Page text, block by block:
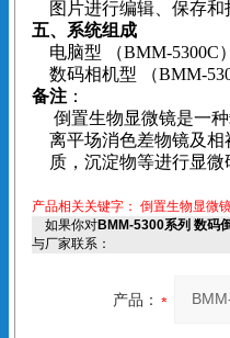
图片进行编辑、保存和
五、系统组成
电脑型 （BMM-5300C
数码相机型 （BMM-
备注 ：
倒置生物显微镜是一
离平场消色差物镜及
质，沉淀物等进行显
产品相关关键字： 倒置生物显微
如果你对BMM-5300系列 数码
与厂家联系：
产品：